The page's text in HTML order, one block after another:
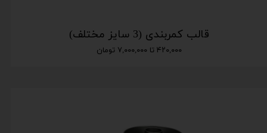
قالب کمربندی (3 سایز مختلف)
۴۲۰,۰۰۰ تا ۷,۰۰۰,۰۰۰ تومان